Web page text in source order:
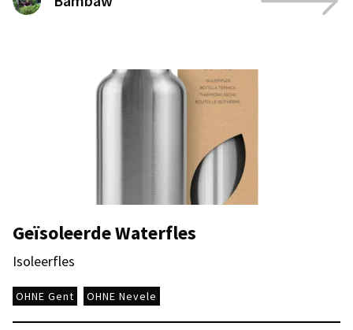
Geïsoleerde Waterfles
Isoleerfles
OHNE Gent OHNE Nevele